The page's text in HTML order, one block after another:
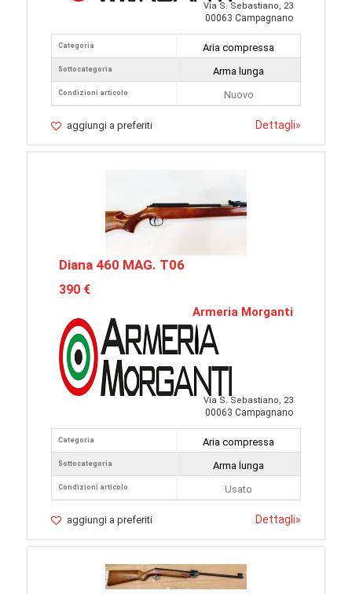
Via S. Sebastiano, 23
00063 Campagnano
Categoria
Sottocategoria
Condizioni articolo
Aria compressa
Arma lunga
Nuovo
aggiungi a preferiti Dettagli»
Diana 460 MAG. T06
390 €
Armeria Morganti
Via S. Sebastiano, 23
00063 Campagnano
Categoria
Sottocategoria
Condizioni articolo
Aria compressa
Arma lunga
Usato
aggiungi a preferiti Dettagli»